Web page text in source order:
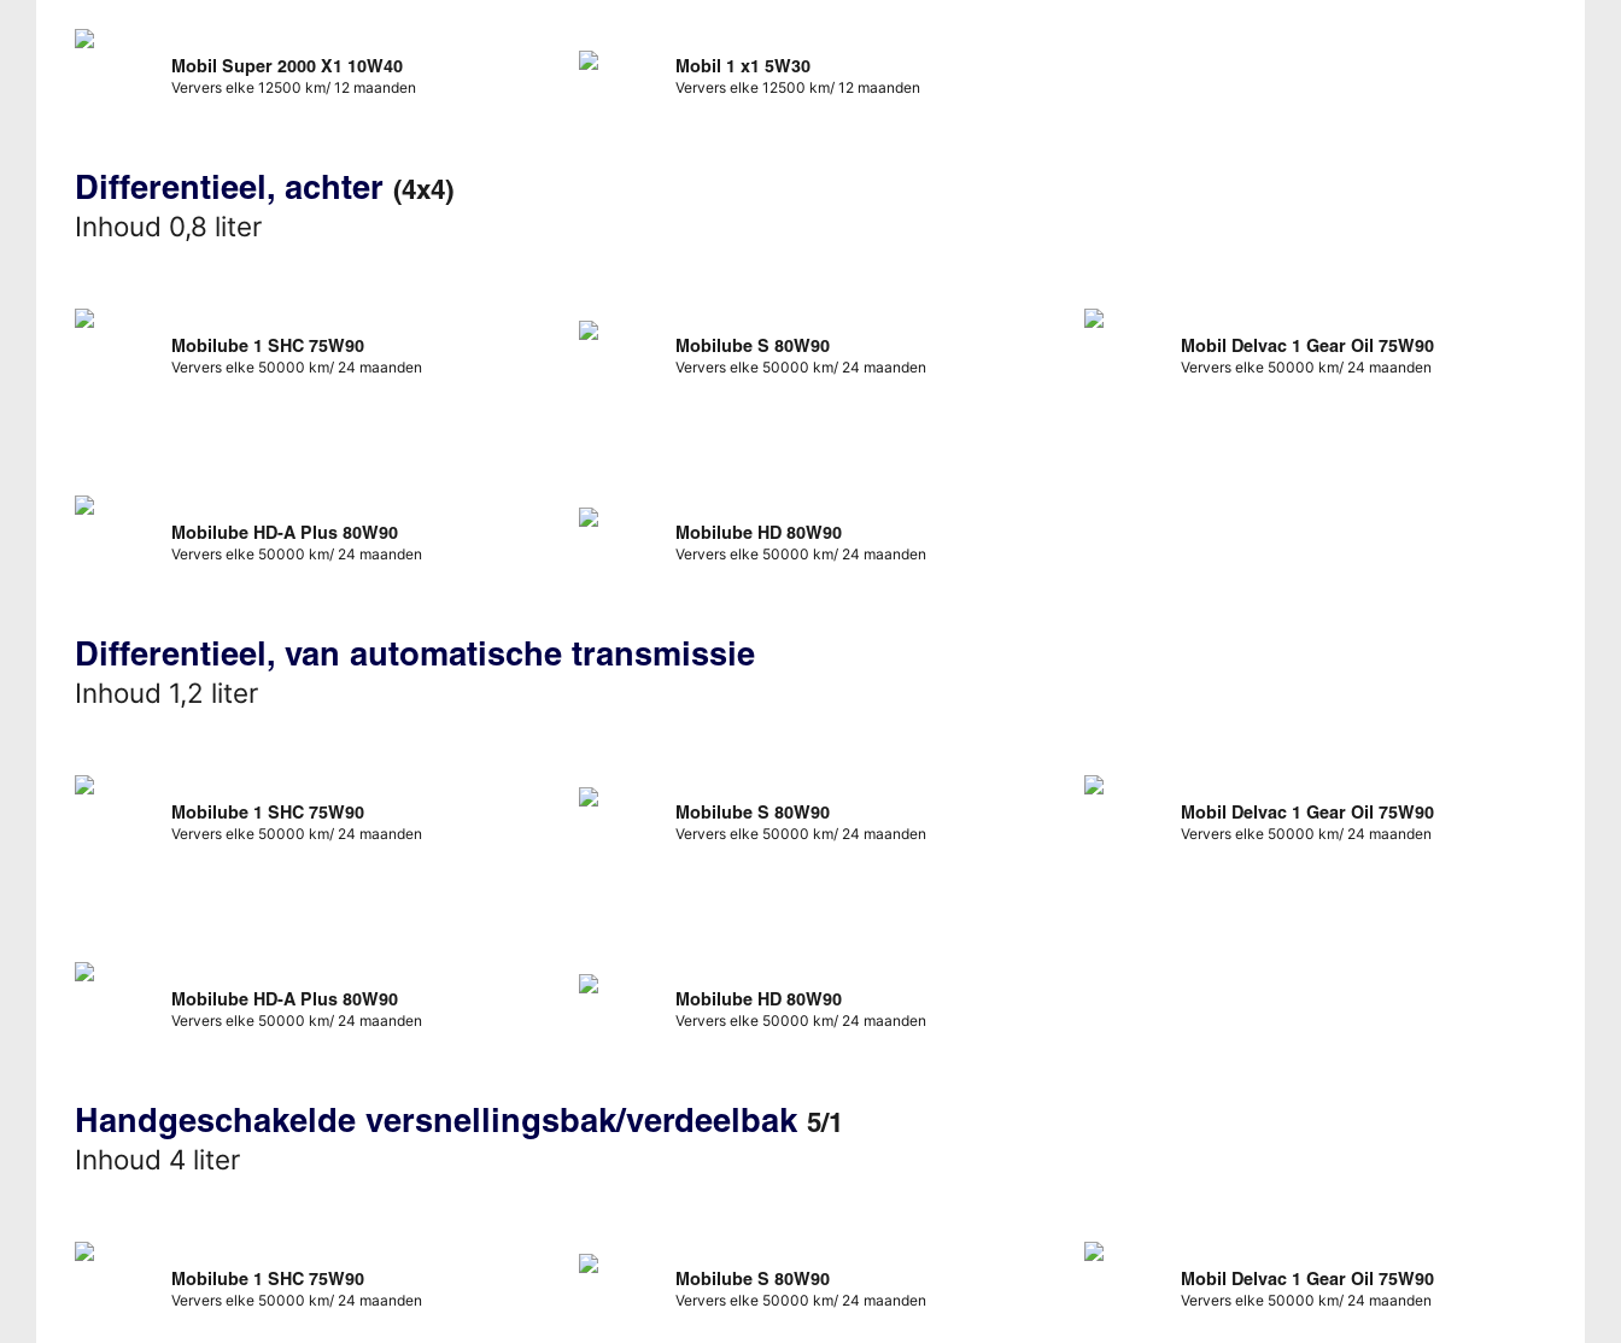
Mobil Super 2000 X1 10W40
Ververs elke 12500 km/ 12 maanden
Mobil 1 x1 5W30
Ververs elke 12500 km/ 12 maanden
Differentieel, achter (4x4)
Inhoud 0,8 liter
Mobilube 1 SHC 75W90
Ververs elke 50000 km/ 24 maanden
Mobilube S 80W90
Ververs elke 50000 km/ 24 maanden
Mobil Delvac 1 Gear Oil 75W90
Ververs elke 50000 km/ 24 maanden
Mobilube HD-A Plus 80W90
Ververs elke 50000 km/ 24 maanden
Mobilube HD 80W90
Ververs elke 50000 km/ 24 maanden
Differentieel, van automatische transmissie
Inhoud 1,2 liter
Mobilube 1 SHC 75W90
Ververs elke 50000 km/ 24 maanden
Mobilube S 80W90
Ververs elke 50000 km/ 24 maanden
Mobil Delvac 1 Gear Oil 75W90
Ververs elke 50000 km/ 24 maanden
Mobilube HD-A Plus 80W90
Ververs elke 50000 km/ 24 maanden
Mobilube HD 80W90
Ververs elke 50000 km/ 24 maanden
Handgeschakelde versnellingsbak/verdeelbak 5/1
Inhoud 4 liter
Mobilube 1 SHC 75W90
Ververs elke 50000 km/ 24 maanden
Mobilube S 80W90
Ververs elke 50000 km/ 24 maanden
Mobil Delvac 1 Gear Oil 75W90
Ververs elke 50000 km/ 24 maanden